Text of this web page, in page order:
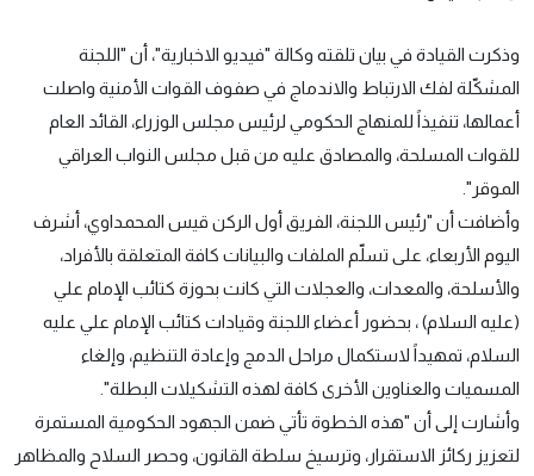
وذكرت القيادة في بيان تلقته وكالة "فيديو الاخبارية"، أن "اللجنة
المشكّلة لفك الارتباط والاندماج في صفوف القوات الأمنية واصلت
أعمالها، تنفيذاً للمنهاج الحكومي لرئيس مجلس الوزراء، القائد العام
للقوات المسلحة، والمصادق عليه من قبل مجلس النواب العراقي
الموقر".
وأضافت أن "رئيس اللجنة، الفريق أول الركن قيس المحمداوي، أشرف
اليوم الأربعاء، على تسلّم الملفات والبيانات كافة المتعلقة بالأفراد،
والأسلحة، والمعدات، والعجلات التي كانت بحوزة كتائب الإمام علي
(عليه السلام) ، بحضور أعضاء اللجنة وقيادات كتائب الإمام علي عليه
السلام، تمهيداً لاستكمال مراحل الدمج وإعادة التنظيم، وإلغاء
المسميات والعناوين الأخرى كافة لهذه التشكيلات البطلة".
وأشارت إلى أن "هذه الخطوة تأتي ضمن الجهود الحكومية المستمرة
لتعزيز ركائز الاستقرار، وترسيخ سلطة القانون، وحصر السلاح والمظاهر